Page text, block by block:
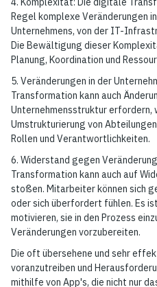
Regel komplexe Veränderungen
Unternehmens, von der IT-
Die Bewältigung dieser
Planung, Koordination und
5. Veränderungen in der
Transformation kann auch
Unternehmensstruktur erfordern,
Umstrukturierung von
Rollen und Verantwortlichkeiten.
6. Widerstand gegen
Transformation kann auch auf
stoßen. Mitarbeiter können sich
oder sich überfordert fühlen. Es
motivieren, sie in den Prozess
Veränderungen vorzubereiten.
Die oft übersehene und sehr
voranzutreiben und
mithilfe von App's, die nicht nur